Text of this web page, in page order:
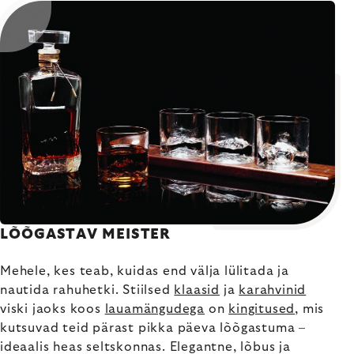
LÕÕGASTAV MEISTER
Mehele, kes teab, kuidas end välja lülitada ja
nautida rahuhetki. Stiilsed klaasid ja karahvinid
viski jaoks koos
lauamängudega on kingitused , mis
kutsuvad teid pärast pikka päeva lõõgastuma –
ideaalis heas seltskonnas. Elegantne, lõbus ja